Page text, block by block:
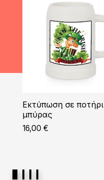
Εκτύπωση σε ποτήρι
μπύρας
16,00 €